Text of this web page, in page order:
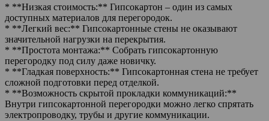
* **Низкая стоимость:** Гипсокартон – один из самых
доступных материалов для перегородок.
* **Легкий вес:** Гипсокартонные стены не оказывают
значительной нагрузки на перекрытия.
* **Простота монтажа:** Собрать гипсокартонную
перегородку под силу даже новичку.
* **Гладкая поверхность:** Гипсокартонная стена не требует
сложной подготовки перед отделкой.
* **Возможность скрытой прокладки коммуникаций:**
Внутри гипсокартонной перегородки можно легко спрятать
электропроводку, трубы и другие коммуникации.